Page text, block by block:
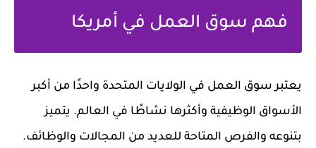
فهم سوق العمل في أمريكا
يعتبر سوق العمل في الولايات المتحدة واحدًا من أكبر
الأسواق الوظيفية وأكثرها نشاطًا في العالم. يتميز
بتنوعه والفرص المتاحة للعديد من المجالات والوظائف.